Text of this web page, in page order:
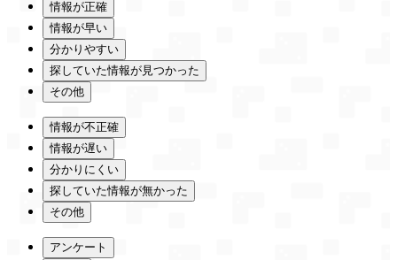
情報が正確
情報が早い
分かりやすい
探していた情報が見つかった
その他
情報が不正確
情報が遅い
分かりにくい
探していた情報が無かった
その他
アンケート